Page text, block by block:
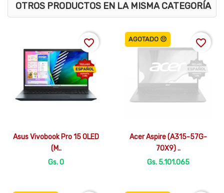
OTROS PRODUCTOS EN LA MISMA CATEGORÍA
Vista rápida
Asus Vivobook Pro 15 OLED
(M..
Gs. 0
favorite_border
Vista rápida
Acer Aspire (A315-57G-
70X9) ..
Gs. 5.101.065
AGOTADO 😔 favorite_border